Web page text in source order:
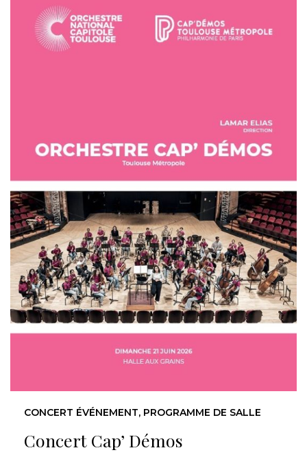
Concert Cap’ Démos
CONCERT ÉVÉNEMENT, PROGRAMME DE SALLE